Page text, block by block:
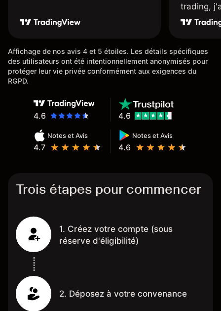
trading,
une carte
Affichage de nos avis 4 et 5 étoiles. Les détails spécifiques
des utilisateurs ont été intentionnellement anonymisés pour
protéger leur vie privée conformément aux exigences du
RGPD.
4.6
Notes et Avis
4.7
Notes et Avis
4.6
4.6
Trois étapes pour commencer
1. Créez votre compte (sous
réserve d'éligibilité)
2. Déposez à votre convenance